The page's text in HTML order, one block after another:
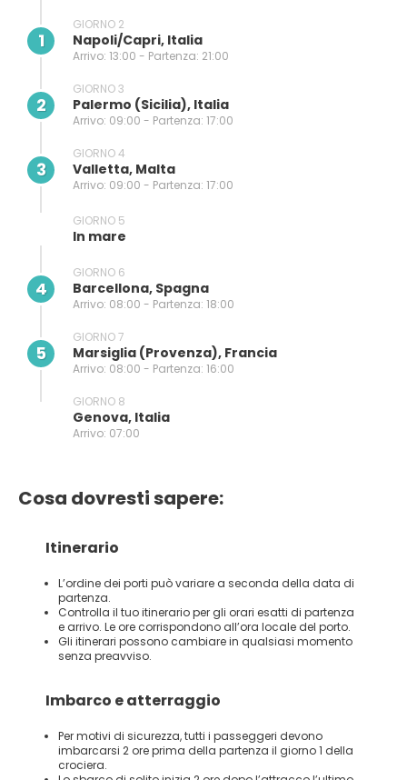
1
GIORNO 2
Napoli/capri, Italia
Arrivo: 13:00 - Partenza: 21:00
2
GIORNO 3
Palermo (sicilia), Italia
Arrivo: 09:00 - Partenza: 17:00
3
GIORNO 4
Valletta, Malta
Arrivo: 09:00 - Partenza: 17:00
GIORNO 5
In mare
4
GIORNO 6
Barcellona, Spagna
Arrivo: 08:00 - Partenza: 18:00
5
GIORNO 7
Marsiglia (provenza), Francia
Arrivo: 08:00 - Partenza: 16:00
GIORNO 8
Genova, Italia
Arrivo: 07:00
Cosa dovresti sapere:
Itinerario
L’ordine dei porti può variare a seconda della data di
partenza.
Controlla il tuo itinerario per gli orari esatti di partenza
e arrivo. Le ore corrispondono all’ora locale del porto.
Gli itinerari possono cambiare in qualsiasi momento
senza preavviso.
Imbarco e atterraggio
Per motivi di sicurezza, tutti i passeggeri devono
imbarcarsi 2 ore prima della partenza il giorno 1 della
crociera.